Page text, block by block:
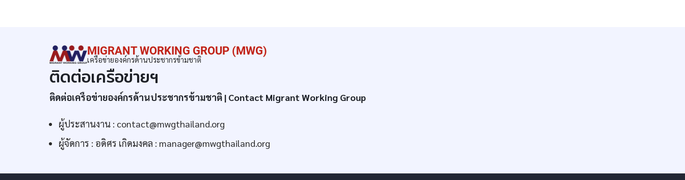
MIGRANT WORKING GROUP (MWG)
เครือข่ายองค์กรด้านประชากรข้ามชาติ
ติดต่อเครือข่ายฯ
ติดต่อเครือข่ายองค์กรด้านประชากรข้ามชาติ | Contact Migrant Working Group
ผู้ประสานงาน : contact@mwgthailand.org
ผู้จัดการ : อดิศร เกิดมงคล : manager@mwgthailand.org